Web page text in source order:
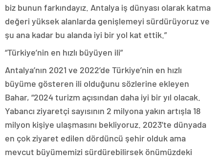
biz bunun farkındayız. Antalya iş dünyası olarak katma
değeri yüksek alanlarda genişlemeyi sürdürüyoruz ve
şu ana kadar bu alanda iyi bir yol kat ettik.”
“Türkiye’nin en hızlı büyüyen ili”
Antalya’nın 2021 ve 2022’de Türkiye’nin en hızlı
büyüme gösteren ili olduğunu sözlerine ekleyen
Bahar, “2024 turizm açısından daha iyi bir yıl olacak.
Yabancı ziyaretçi sayısının 2 milyona yakın artışla 18
milyon kişiye ulaşmasını bekliyoruz. 2023’te dünyada
en çok ziyaret edilen dördüncü şehir olduk ama
mevcut büyümemizi sürdürebilirsek önümüzdeki